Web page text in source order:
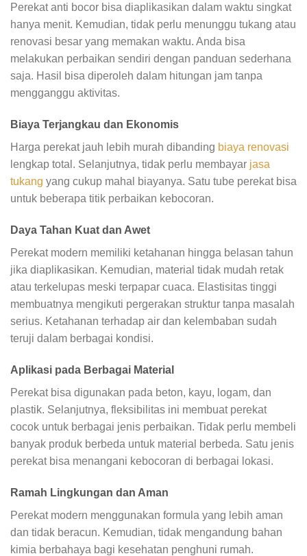
Perekat anti bocor bisa diaplikasikan dalam waktu singkat
hanya menit. Kemudian, tidak perlu menunggu tukang atau
renovasi besar yang memakan waktu. Anda bisa
melakukan perbaikan sendiri dengan panduan sederhana
saja. Hasil bisa diperoleh dalam hitungan jam tanpa
mengganggu aktivitas.
Biaya Terjangkau dan Ekonomis
Harga perekat jauh lebih murah dibanding biaya renovasi
lengkap total. Selanjutnya, tidak perlu membayar jasa
tukang yang cukup mahal biayanya. Satu tube perekat bisa
untuk beberapa titik perbaikan kebocoran.
Daya Tahan Kuat dan Awet
Perekat modern memiliki ketahanan hingga belasan tahun
jika diaplikasikan. Kemudian, material tidak mudah retak
atau terkelupas meski terpapar cuaca. Elastisitas tinggi
membuatnya mengikuti pergerakan struktur tanpa masalah
serius. Ketahanan terhadap air dan kelembaban sudah
teruji dalam berbagai kondisi.
Aplikasi pada Berbagai Material
Perekat bisa digunakan pada beton, kayu, logam, dan
plastik. Selanjutnya, fleksibilitas ini membuat perekat
cocok untuk berbagai jenis perbaikan. Tidak perlu membeli
banyak produk berbeda untuk material berbeda. Satu jenis
perekat bisa menangani kebocoran di berbagai lokasi.
Ramah Lingkungan dan Aman
Perekat modern menggunakan formula yang lebih aman
dan tidak beracun. Kemudian, tidak mengandung bahan
kimia berbahaya bagi kesehatan penghuni rumah.